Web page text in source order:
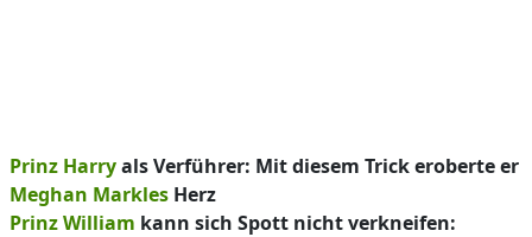
Prinz Harryals Verführer: Mit diesem Trick eroberte er
Meghan Markles Herz
Prinz William kann sich Spott nicht verkneifen: